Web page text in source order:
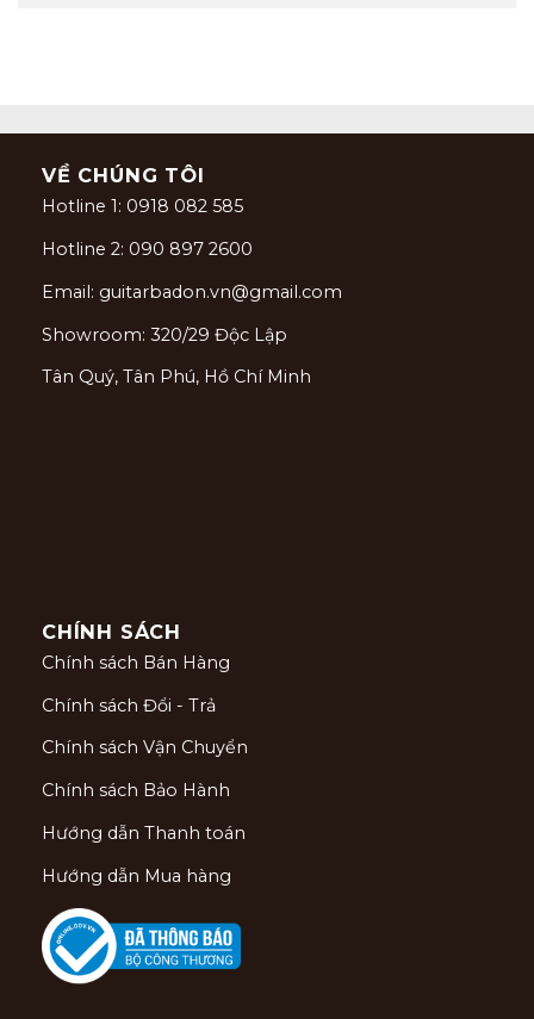
VỀ CHÚNG TÔI
Hotline 1: 0918 082 585
Hotline 2: 090 897 2600
Email: guitarbadon.vn@gmail.com
Showroom: 320/29 Độc Lập
Tân Quý, Tân Phú, Hồ Chí Minh
CHÍNH SÁCH
Chính sách Bán Hàng
Chính sách Đổi - Trả
Chính sách Vận Chuyển
Chính sách Bảo Hành
Hướng dẫn Thanh toán
Hướng dẫn Mua hàng